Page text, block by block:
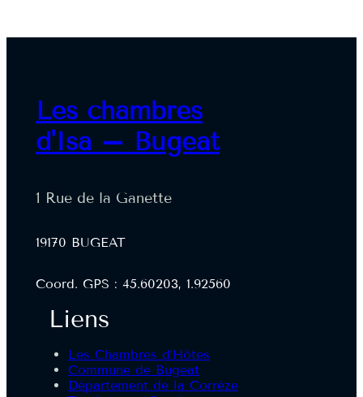
Les chambres
d'Isa – Bugeat
1 Rue de la Ganette
19170 BUGEAT
Coord. GPS : 45.60203, 1.92560
Liens
Les Chambres d’Hôtes
Commune de Bugeat
Département de la Corrèze